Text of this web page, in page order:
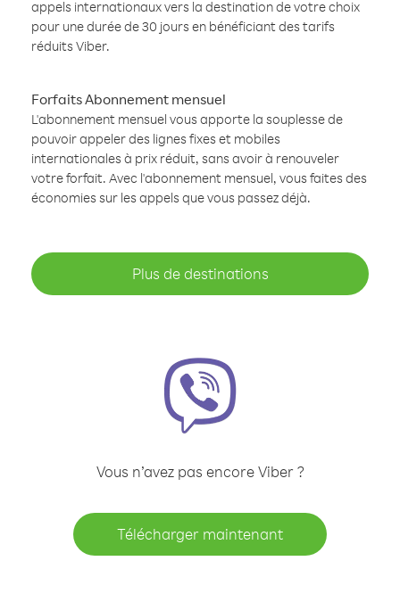
appels internationaux vers la destination de votre choix
pour une durée de 30 jours en bénéficiant des tarifs
réduits Viber.
Forfaits Abonnement mensuel
L'abonnement mensuel vous apporte la souplesse de
pouvoir appeler des lignes fixes et mobiles
internationales à prix réduit, sans avoir à renouveler
votre forfait. Avec l'abonnement mensuel, vous faites des
économies sur les appels que vous passez déjà.
Plus de destinations
Vous n’avez pas encore Viber ?
Télécharger maintenant